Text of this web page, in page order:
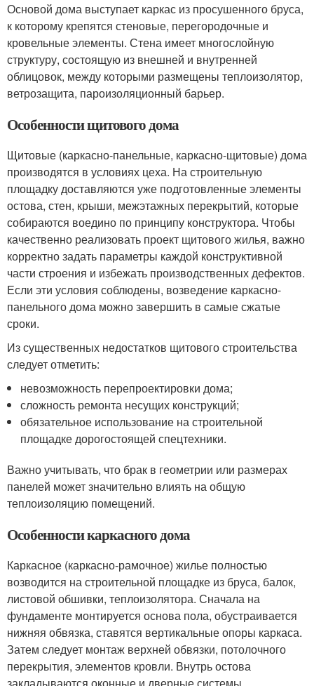
Основой дома выступает каркас из просушенного бруса,
к которому крепятся стеновые, перегородочные и
кровельные элементы. Стена имеет многослойную
структуру, состоящую из внешней и внутренней
облицовок, между которыми размещены теплоизолятор,
ветрозащита, пароизоляционный барьер.
Особенности щитового дома
Щитовые (каркасно-панельные, каркасно-щитовые) дома
производятся в условиях цеха. На строительную
площадку доставляются уже подготовленные элементы
остова, стен, крыши, межэтажных перекрытий, которые
собираются воедино по принципу конструктора. Чтобы
качественно реализовать проект щитового жилья, важно
корректно задать параметры каждой конструктивной
части строения и избежать производственных дефектов.
Если эти условия соблюдены, возведение каркасно-
панельного дома можно завершить в самые сжатые
сроки.
Из существенных недостатков щитового строительства
следует отметить:
невозможность перепроектировки дома;
сложность ремонта несущих конструкций;
обязательное использование на строительной
площадке дорогостоящей спецтехники.
Важно учитывать, что брак в геометрии или размерах
панелей может значительно влиять на общую
теплоизоляцию помещений.
Особенности каркасного дома
Каркасное (каркасно-рамочное) жилье полностью
возводится на строительной площадке из бруса, балок,
листовой обшивки, теплоизолятора. Сначала на
фундаменте монтируется основа пола, обустраивается
нижняя обвязка, ставятся вертикальные опоры каркаса.
Затем следует монтаж верхней обвязки, потолочного
перекрытия, элементов кровли. Внутрь остова